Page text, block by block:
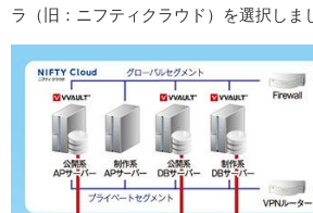
ラ（旧：ニフティクラウド）を選択しま